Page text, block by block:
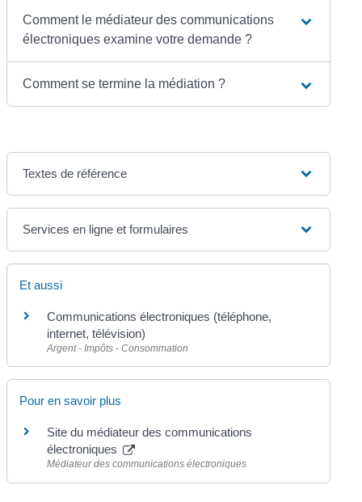
Comment le médiateur des communications
électroniques examine votre demande ?
Comment se termine la médiation ?
Textes de référence
Services en ligne et formulaires
Et aussi
Communications électroniques (téléphone,
internet, télévision)
Argent - Impôts - Consommation
Pour en savoir plus
Site du médiateur des communications
électroniques
Médiateur des communications électroniques